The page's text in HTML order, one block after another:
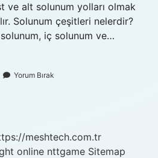
ve alt solunum yolları olmak
Solunum çeşitleri nelerdir?
iç solunum ve…
Yorum Bırak
meshtech.com.tr
online nttgame Sitemap